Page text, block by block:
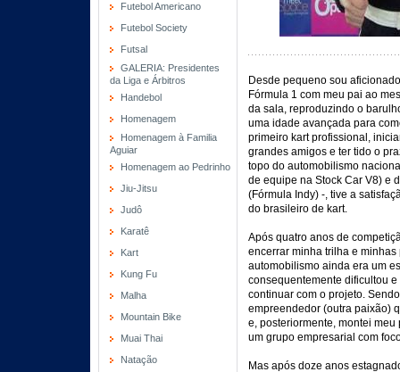
Futebol Americano
Futebol Society
Futsal
GALERIA: Presidentes
da Liga e Árbitros
Handebol
Homenagem
Homenagem à Familia
Aguiar
Homenagem ao Pedrinho
Jiu-Jitsu
Judô
Karatê
Kart
Kung Fu
Malha
Mountain Bike
Muai Thai
Natação
Desde pequeno sou
Fórmula 1 com meu pai ao
da sala, reproduzindo o
uma idade avançada para
primeiro kart profissional,
grandes amigos e ter tido o
topo do automobilismo
de equipe na Stock Car V8) e
(Fórmula Indy) -, tive a
do brasileiro de kart.
Após quatro anos de
encerrar minha trilha e
automobilismo ainda era um
consequentemente dificultou
continuar com o projeto.
empreendedor (outra paixão)
e, posteriormente, montei
um grupo empresarial com
Mas após doze anos